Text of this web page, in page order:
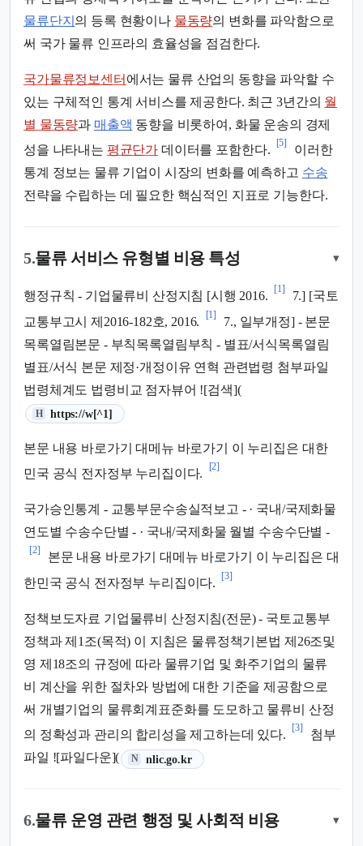
물류단지 의 등록 현황이나 물동량의 변화를 파악함으로
써 국가 물류 인프라의 효율성을 점검한다.
국가물류정보센터 에서는 물류 산업의 동향을 파악할 수
있는 구체적인 통계 서비스를 제공한다. 최근 3년간의 월
별 물동량과 매출액 동향을 비롯하여, 화물 운송의 경제
성을 나타내는 평균단가 데이터를 포함한다.
[5]
이러한
통계 정보는 물류 기업이 시장의 변화를 예측하고 수송
전략을 수립하는 데 필요한 핵심적인 지표로 기능한다.
5.물류 서비스 유형별 비용 특성 ▾
행정규칙 - 기업물류비 산정지침 [시행 2016.
[1]
7.] [국토
교통부고시 제2016-182호, 2016.
[1]
7., 일부개정] - 본문
목록열림본문 - 부칙목록열림부칙 - 별표/서식목록열림
별표/서식 본문 제정·개정이유 연혁 관련법령 첨부파일
법령체계도 법령비교 점자뷰어 ![검색](
H https://w[^1]
(새 탭에서 열림)
본문 내용 바로가기 대메뉴 바로가기 이 누리집은 대한
민국 공식 전자정부 누리집이다.
[2]
국가승인통계 - 교통부문수송실적보고 - · 국내/국제화물
연도별 수송수단별 - · 국내/국제화물 월별 수송수단별 -
[2]
본문 내용 바로가기 대메뉴 바로가기 이 누리집은 대
한민국 공식 전자정부 누리집이다.
[3]
정책보도자료 기업물류비 산정지침(전문) - 국토교통부
정책과 제1조(목적) 이 지침은 물류정책기본법 제26조및
영 제18조의 규정에 따라 물류기업 및 화주기업의 물류
비 계산을 위한 절차와 방법에 대한 기준을 제공함으로
써 개별기업의 물류회계표준화를 도모하고 물류비 산정
의 정확성과 관리의 합리성을 제고하는데 있다.
[3]
첨부
파일 ![파일다운](
N nlic.go.kr
(새 탭에서 열림)
6.물류 운영 관련 행정 및 사회적 비용 ▾